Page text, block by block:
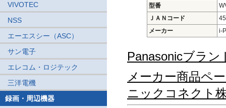
VIVOTEC
NSS
エーエスシー（ASC）
サン電子
エレコム・ロジテック
三洋電機
録画・周辺機器
型番
ＪＡＮコード
メーカー
i-
Panasonicブラ
メーカー商品ペ
ニックコネクト